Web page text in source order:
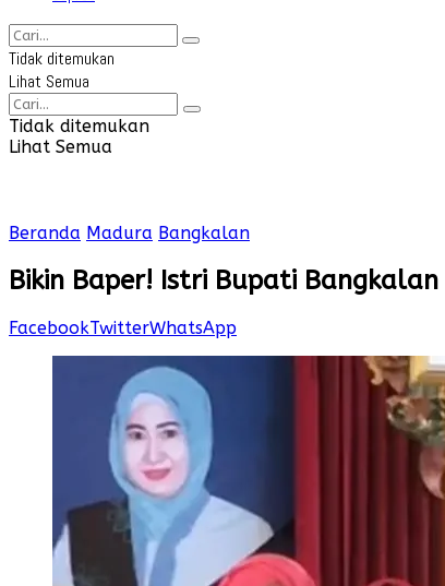
Tidak ditemukan
Lihat Semua
Tidak ditemukan
Lihat Semua
Beranda Madura Bangkalan
Bikin Baper! Istri Bupati Bangkalan
FacebookTwitterWhatsApp